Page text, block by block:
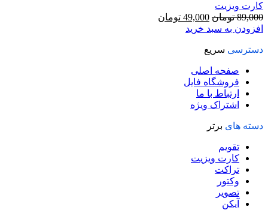
کارت ویزیت
89,000 تومان قیمت
اصلی
بود.
49,000 تومان
افزودن به سبد خرید
دسترسی سریع
صفحه اصلی
فروشگاه فایل
ارتباط با ما
اشتراک ویژه
دسته های برتر
تقویم
کارت ویزیت
تراکت
وکتور
تصویر
آیکن